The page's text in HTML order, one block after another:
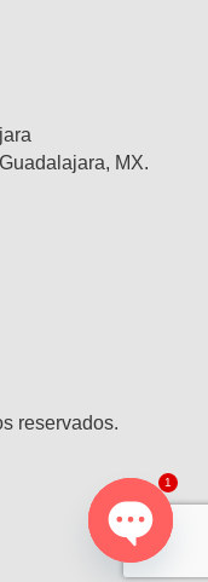
MX.
reservados.
1